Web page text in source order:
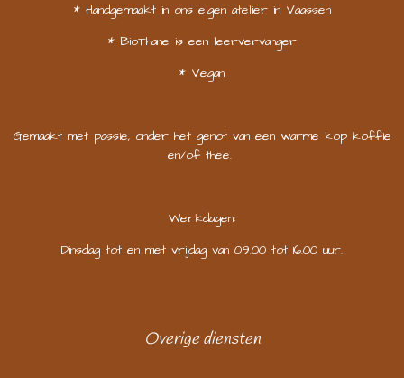
* Handgemaakt in ons eigen atelier in Vaassen
* BioThane is een leervervanger
* Vegan
Gemaakt met passie, onder het genot van een warme kop koffie
en/of thee.
Werkdagen:
Dinsdag tot en met vrijdag van 09.00 tot 16.00 uur.
Overige diensten